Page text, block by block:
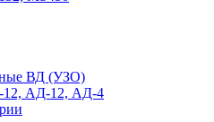
ВД (УЗО)
12, АД-12, АД-4